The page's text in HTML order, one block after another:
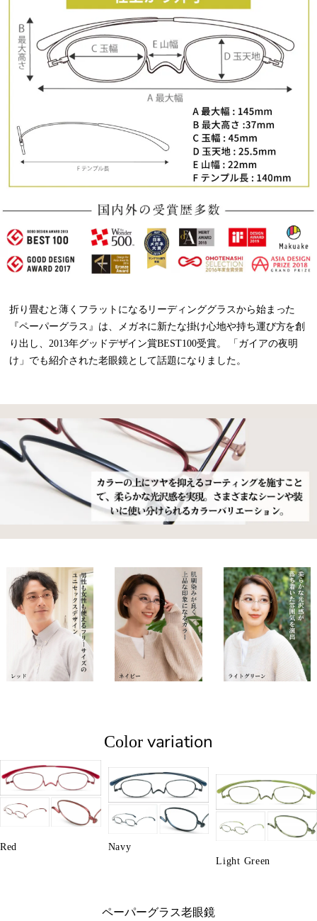
折り畳むと薄くフラットになるリーディンググラスから始まった
『ペーパーグラス』は、メガネに新たな掛け心地や持ち運び方を創
り出し、2013年グッドデザイン賞BEST100受賞。 「ガイアの夜明
け」でも紹介された老眼鏡として話題になりました。
Color variation
Red
Navy
Light Green
ペーパーグラス老眼鏡